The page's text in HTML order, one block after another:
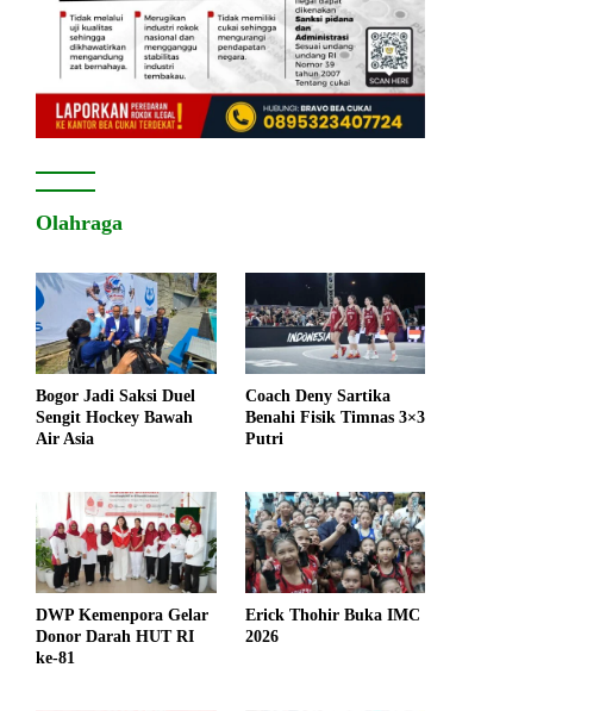
Olahraga
Bogor Jadi Saksi Duel
Sengit Hockey Bawah
Air Asia
Coach Deny Sartika
Benahi Fisik Timnas 3×3
Putri
DWP Kemenpora Gelar
Donor Darah HUT RI
ke-81
Erick Thohir Buka IMC
2026